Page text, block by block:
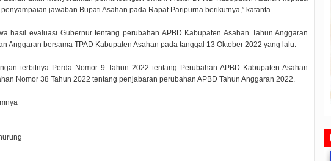
jawaban Bupati Asahan pada Rapat Paripurna berikutnya,” katanta.
hasil evaluasi Gubernur tentang perubahan APBD Kabupaten Asahan Tahun Anggaran
Anggaran bersama TPAD Kabupaten Asahan pada tanggal 13 Oktober 2022 yang lalu.
terbitnya Perda Nomor 9 Tahun 2022 tentang Perubahan APBD Kabupaten Asahan
Nomor 38 Tahun 2022 tentang penjabaran perubahan APBD Tahun Anggaran 2022.